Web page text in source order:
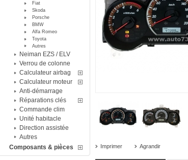
Fiat
Skoda
Porsche
BMW
Alfa Romeo
Toyota
Autres
Neiman EZS / ELV
Verrou de colonne
Calculateur airbag
Calculateur moteur
Anti-démarrage
Réparations clés
Commande clim
Unité habitacle
Direction assistée
Autres
Composants & pièces
Imprimer Agrandir